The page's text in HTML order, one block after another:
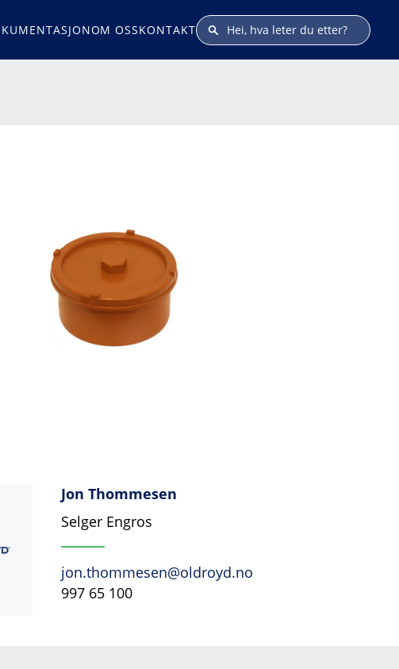
OM OSSKONTAKT
Jon Thommesen
Selger Engros
jon.thommesen@oldroyd.no
997 65 100